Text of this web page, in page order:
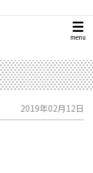
menu
2019年02月12日